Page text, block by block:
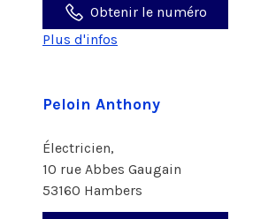
Obtenir le numéro
Plus d'infos
Peloin Anthony
Électricien,
10 rue Abbes Gaugain
53160 Hambers